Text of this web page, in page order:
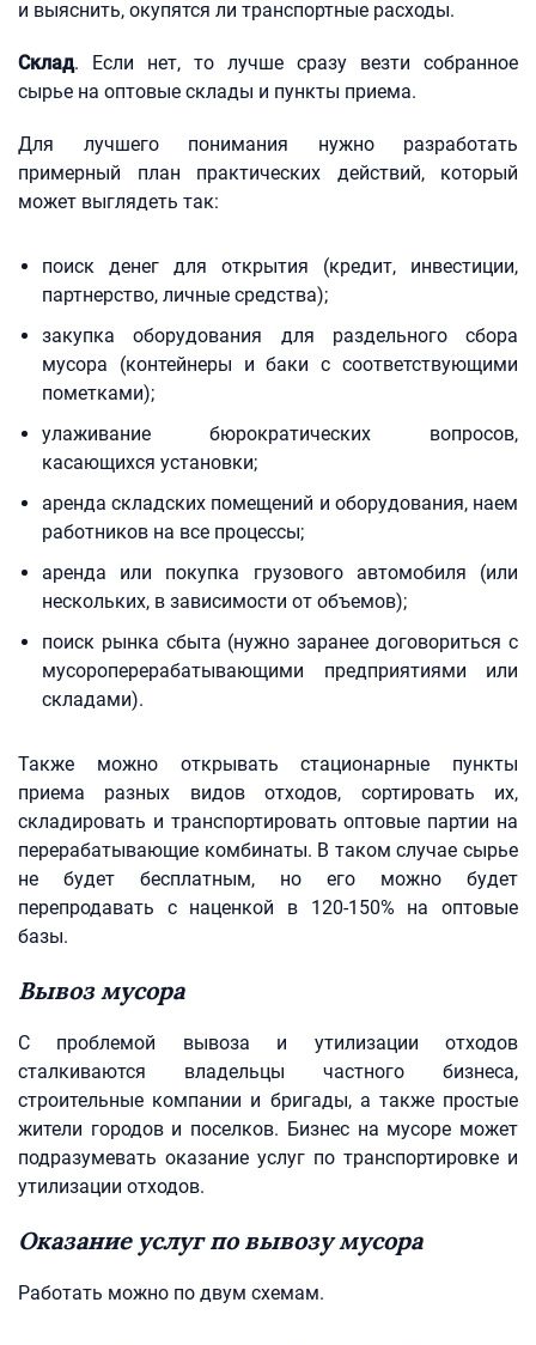
и выяснить, окупятся ли транспортные расходы.
Склад. Если нет, то лучше сразу везти собранное
сырье на оптовые склады и пункты приема.
Для лучшего понимания нужно разработать
примерный план практических действий, который
может выглядеть так:
поиск денег для открытия (кредит, инвестиции,
партнерство, личные средства);
закупка оборудования для раздельного сбора
мусора (контейнеры и баки с соответствующими
пометками);
улаживание бюрократических вопросов,
касающихся установки;
аренда складских помещений и оборудования, наем
работников на все процессы;
аренда или покупка грузового автомобиля (или
нескольких, в зависимости от объемов);
поиск рынка сбыта (нужно заранее договориться с
мусороперерабатывающими предприятиями или
складами).
Также можно открывать стационарные пункты
приема разных видов отходов, сортировать их,
складировать и транспортировать оптовые партии на
перерабатывающие комбинаты. В таком случае сырье
не будет бесплатным, но его можно будет
перепродавать с наценкой в 120-150% на оптовые
базы.
Вывоз мусора
С проблемой вывоза и утилизации отходов
сталкиваются владельцы частного бизнеса,
строительные компании и бригады, а также простые
жители городов и поселков. Бизнес на мусоре может
подразумевать оказание услуг по транспортировке и
утилизации отходов.
Оказание услуг по вывозу мусора
Работать можно по двум схемам.